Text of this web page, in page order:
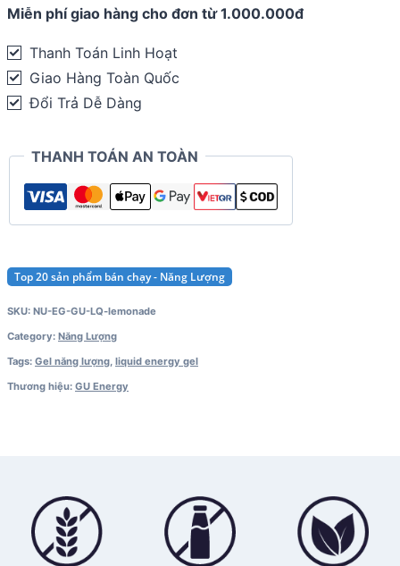
Gel
Miễn phí giao hàng cho đơn từ 1.000.000đ
Thanh Toán Linh Hoạt
Giao Hàng Toàn Quốc
Đổi Trả Dễ Dàng
THANH TOÁN AN TOÀN
Top 20 sản phẩm bán chạy - Năng Lượng
SKU: NU-EG-GU-LQ-lemonade
Category: Năng Lượng
Tags: Gel năng lượng, liquid energy gel
Thương hiệu: GU Energy